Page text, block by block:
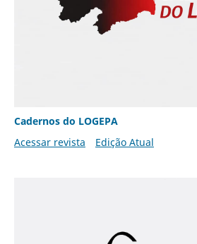
Cadernos do LOGEPA
Acessar revista
Edição Atual